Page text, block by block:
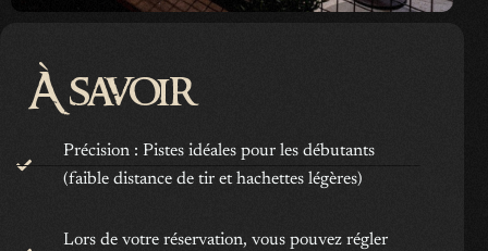
À savoir
Précision : Pistes idéales pour les débutants
(faible distance de tir et hachettes légères)
Lors de votre réservation, vous pouvez régler